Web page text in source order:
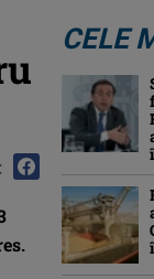
CELE